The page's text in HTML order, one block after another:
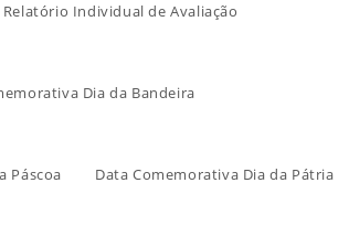
Relatório Individual de Avaliação
Dia da Bandeira
Páscoa Data Comemorativa Dia da Pátria